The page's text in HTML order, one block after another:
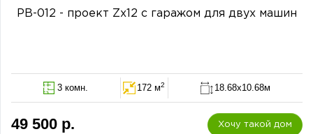
PB-012 - проект Zx12 с гаражом для двух машин
3 комн. 172 м2 18.68x10.68м
49 500 р. Хочу такой дом